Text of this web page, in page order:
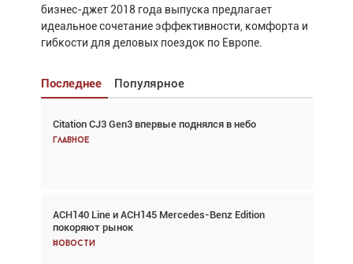
бизнес-джет 2018 года выпуска предлагает
идеальное сочетание эффективности, комфорта и
гибкости для деловых поездок по Европе.
Последнее Популярное
Citation CJ3 Gen3 впервые поднялся в небо
Главное
ACH140 Line и ACH145 Mercedes-Benz Edition
покоряют рынок
Новости
Взгляд с высоты: тандем вертолётов и БПЛА в
спасательных операциях
Авиационный фотограф Дэйв Кох: «Фотография
говорит сама за себя... а ИИ всё портит»
Новости